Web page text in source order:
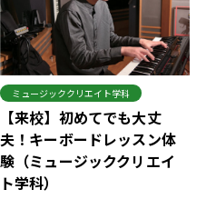
ミュージッククリエイト学科
【来校】初めてでも大丈
夫！キーボードレッスン体
験（ミュージッククリエイ
ト学科）